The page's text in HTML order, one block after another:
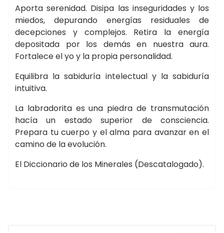
Aporta serenidad. Disipa las inseguridades y los
miedos, depurando energías residuales de
decepciones y complejos. Retira la energía
depositada por los demás en nuestra aura.
Fortalece el yo y la propia personalidad.
Equilibra la sabiduría intelectual y la sabiduría
intuitiva.
La labradorita es una piedra de transmutación
hacía un estado superior de consciencia.
Prepara tu cuerpo y el alma para avanzar en el
camino de la evolución.
El Diccionario de los Minerales (Descatalogado).